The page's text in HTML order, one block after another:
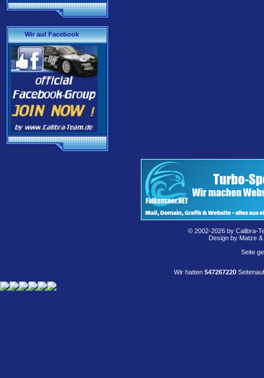
Wir auf Facebook
© 2002-2026 by Calibra-
Design by Matze
Seite
Wir hatten 547267220